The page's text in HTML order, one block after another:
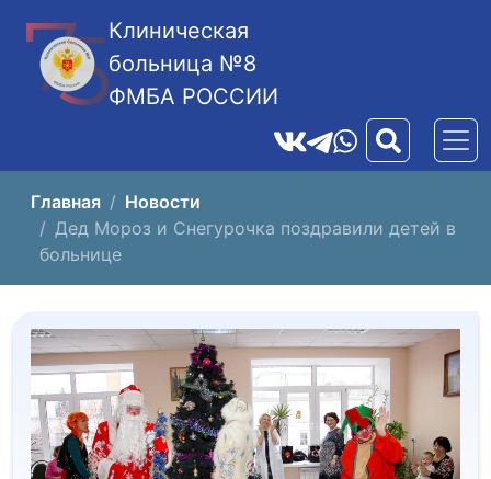
Клиническая
больница №8
ФМБА РОССИИ
Главная
Новости
Дед Мороз и Снегурочка поздравили детей в
больнице